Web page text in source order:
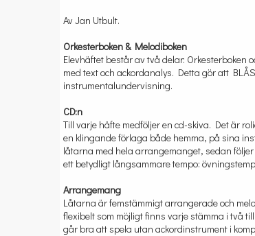
Av Jan Utbult.
Orkesterboken & Melodiboken
Elevhäftet består av två delar:
med text och ackordanalys. Detta gör att
instrumentalundervisning.
CD:n
Till varje häfte medföljer en cd-skiva. Det är
en klingande förlaga både hemma, på sina
låtarna med hela arrangemanget, sedan
ett betydligt långsammare tempo:
Arrangemang
Låtarna är femstämmigt arrangerade och
flexibelt som möjligt finns varje stämma i två
går bra att spela utan ackordinstrument i